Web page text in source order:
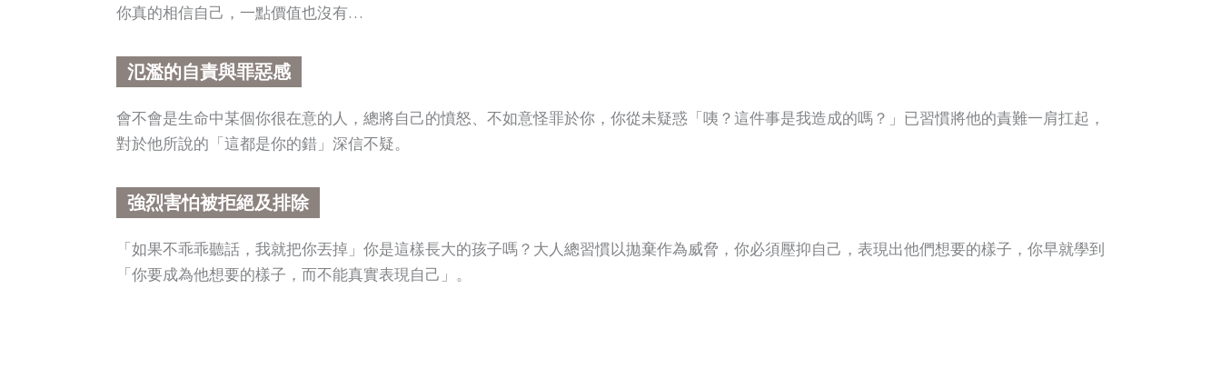
你真的相信自己，一點價值也沒有…
氾濫的自責與罪惡感
會不會是生命中某個你很在意的人，總將自己的憤怒、不如意怪罪於你，你從未疑惑「咦？這件事是我造成的嗎？」已習慣將他的責難一肩扛起，
對於他所說的「這都是你的錯」深信不疑。
強烈害怕被拒絕及排除
「如果不乖乖聽話，我就把你丟掉」你是這樣長大的孩子嗎？大人總習慣以拋棄作為威脅，你必須壓抑自己，表現出他們想要的樣子，你早就學到
「你要成為他想要的樣子，而不能真實表現自己」。